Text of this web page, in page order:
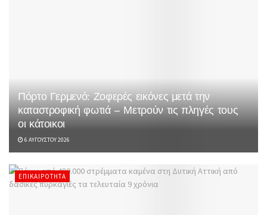
Πόρτο Γερμενό: Ζοφερές εικόνες μετά την
καταστροφική φωτιά – Μετρούν τις πληγές τους
οι κάτοικοι
6 ΑΥΓΟΎΣΤΟΥ 2026
ΕΠΙΚΑΙΡΌΤΗΤΑ